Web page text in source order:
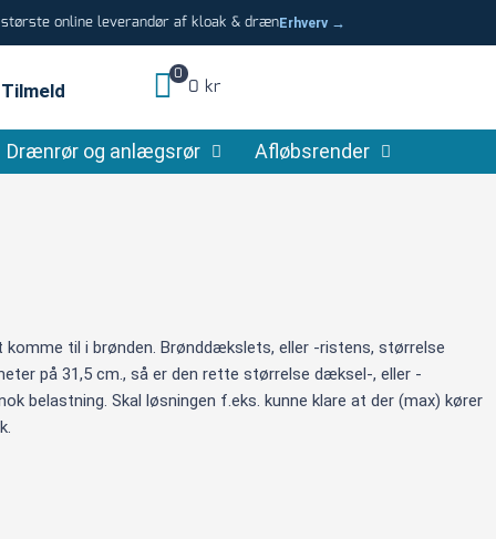
online leverandør af kloak & drænErhverv →
Tilmeld
0
0 kr
Drænrør og anlægsrør Afløbsrender
til i brønden. Brønddækslets, eller -ristens, størrelse
på 31,5 cm., så er den rette størrelse dæksel-, eller -
belastning. Skal løsningen f.eks. kunne klare at der (max) kører